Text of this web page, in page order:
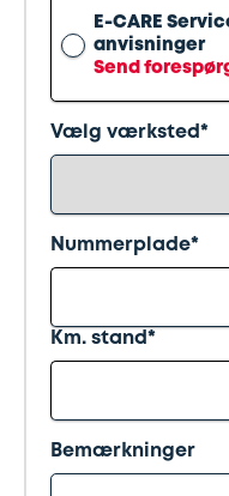
hjulsudmåling
og
Tandrem
Trailertjek
Trailer
Vinterdæk
E-CARE
anvisninger
Send
Vælg værksted*
Nummerplade*
Km. stand*
Bemærkninger